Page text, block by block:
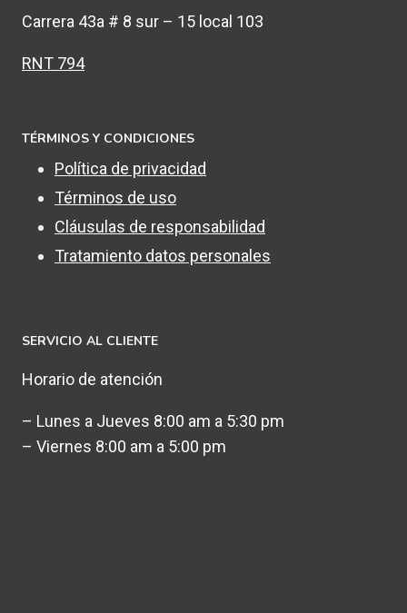
Carrera 43a # 8 sur – 15 local 103
RNT 794
TÉRMINOS Y CONDICIONES
Política de privacidad
Términos de uso
Cláusulas de responsabilidad
Tratamiento datos personales
SERVICIO AL CLIENTE
Horario de atención
– Lunes a Jueves 8:00 am a 5:30 pm
– Viernes 8:00 am a 5:00 pm